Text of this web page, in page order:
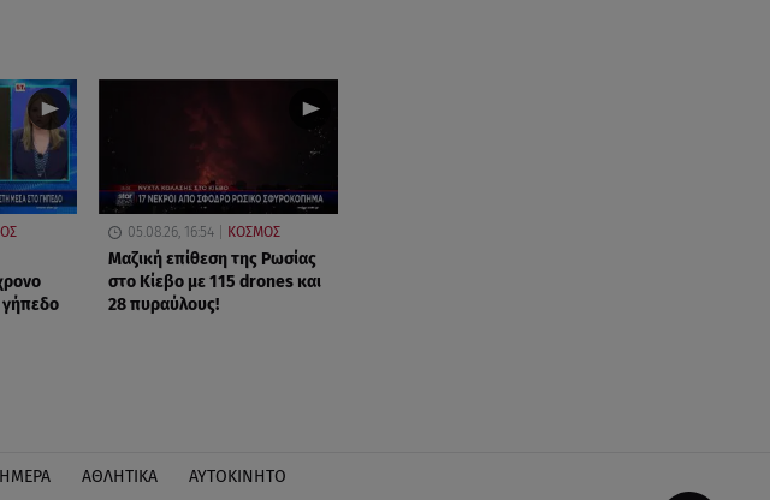
05.08.26, 16:54 ΚΟΣΜΟΣ
Μαζική επίθεση της Ρωσίας
στο Κίεβο με 115 drones και
28 πυραύλους!
ΑΘΛΗΤΙΚΑ ΑΥΤΟΚΙΝΗΤΟ